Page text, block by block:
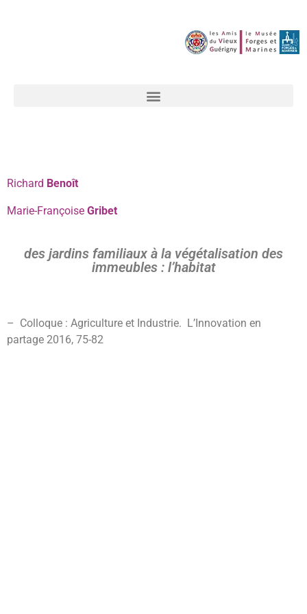
Richard Benoît
Marie-Françoise Gribet
des jardins familiaux à la végétalisation des
immeubles : l’habitat
– Colloque : Agriculture et Industrie. L’Innovation en
partage 2016, 75-82